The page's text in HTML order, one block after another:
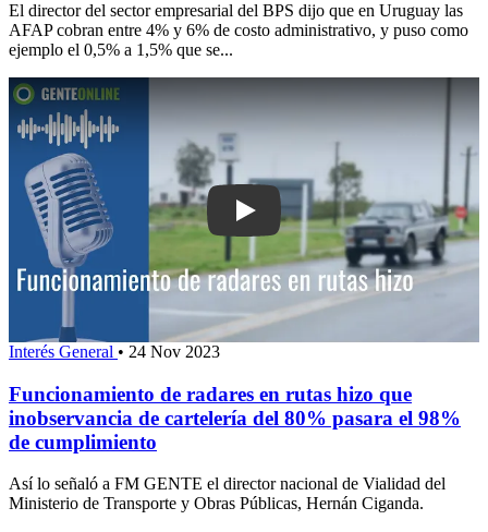
El director del sector empresarial del BPS dijo que en Uruguay las
AFAP cobran entre 4% y 6% de costo administrativo, y puso como
ejemplo el 0,5% a 1,5% que se...
Play: Funcionamiento de radares en
Interés General • 24 Nov 2023
Funcionamiento de radares en rutas hizo que
inobservancia de cartelería del 80% pasara el 98%
de cumplimiento
Así lo señaló a FM GENTE el director nacional de Vialidad del
Ministerio de Transporte y Obras Públicas, Hernán Ciganda.